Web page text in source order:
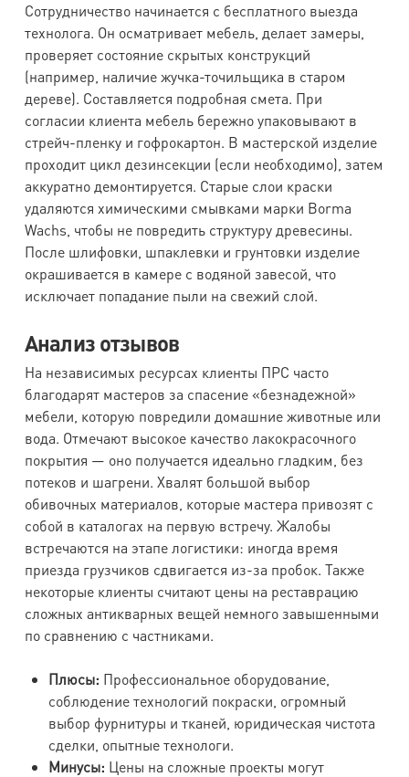
Сотрудничество начинается с бесплатного выезда
технолога. Он осматривает мебель, делает замеры,
проверяет состояние скрытых конструкций
(например, наличие жучка-точильщика в старом
дереве). Составляется подробная смета. При
согласии клиента мебель бережно упаковывают в
стрейч-пленку и гофрокартон. В мастерской изделие
проходит цикл дезинсекции (если необходимо), затем
аккуратно демонтируется. Старые слои краски
удаляются химическими смывками марки Borma
Wachs, чтобы не повредить структуру древесины.
После шлифовки, шпаклевки и грунтовки изделие
окрашивается в камере с водяной завесой, что
исключает попадание пыли на свежий слой.
Анализ отзывов
На независимых ресурсах клиенты ПРС часто
благодарят мастеров за спасение «безнадежной»
мебели, которую повредили домашние животные или
вода. Отмечают высокое качество лакокрасочного
покрытия — оно получается идеально гладким, без
потеков и шагрени. Хвалят большой выбор
обивочных материалов, которые мастера привозят с
собой в каталогах на первую встречу. Жалобы
встречаются на этапе логистики: иногда время
приезда грузчиков сдвигается из-за пробок. Также
некоторые клиенты считают цены на реставрацию
сложных антикварных вещей немного завышенными
по сравнению с частниками.
Плюсы: Профессиональное оборудование,
соблюдение технологий покраски, огромный
выбор фурнитуры и тканей, юридическая чистота
сделки, опытные технологи.
Минусы: Цены на сложные проекты могут